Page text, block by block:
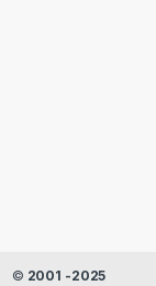
© 2001 -2025